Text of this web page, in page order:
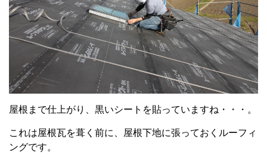
屋根まで仕上がり、黒いシートを貼っていますね・・・。
これは屋根瓦を葺く前に、屋根下地に張っておくルーフィ
ングです。